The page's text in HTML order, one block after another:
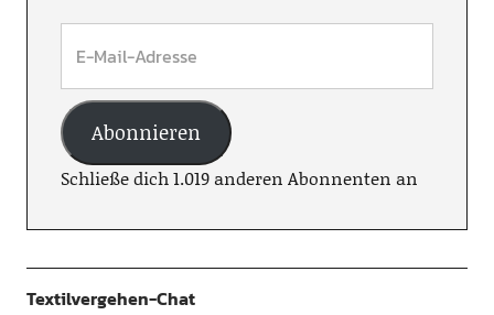
Abonnieren
Schließe dich 1.019 anderen Abonnenten an
Textilvergehen-Chat